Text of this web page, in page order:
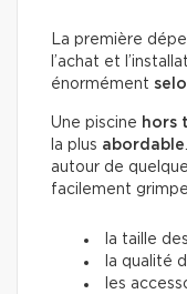
La première
l’achat et
énormément
Une piscine hors
la plus abordable
autour de
facilement
la taille
la qualité
les